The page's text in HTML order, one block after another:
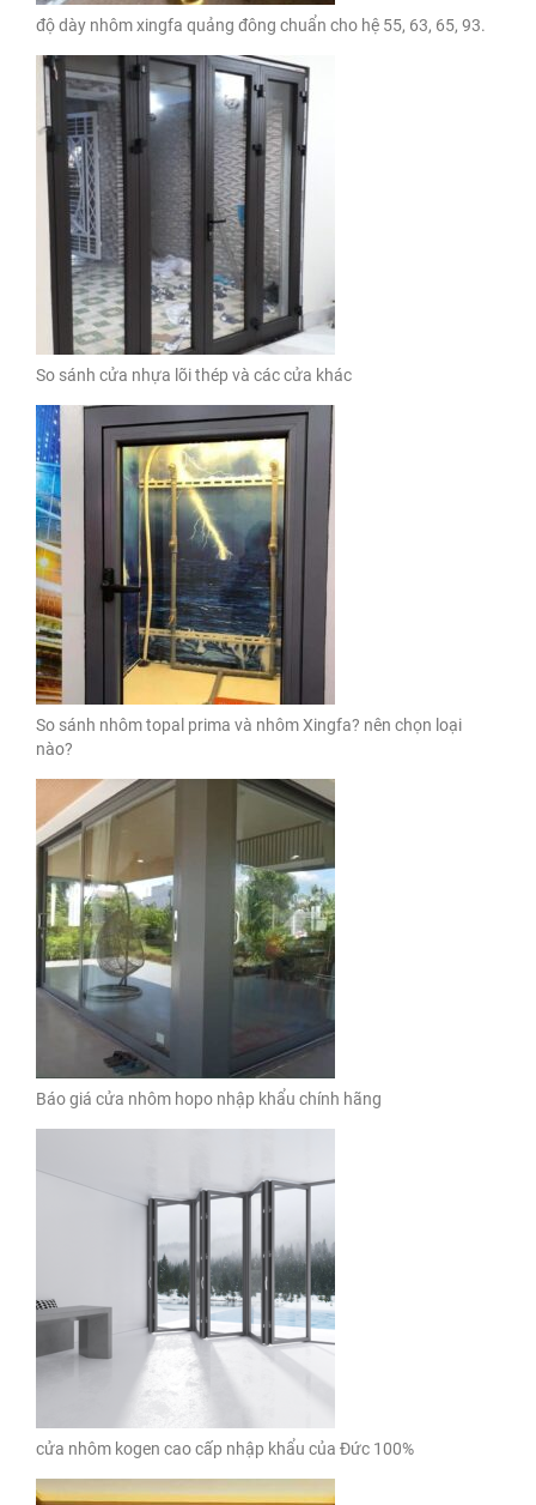
độ dày nhôm xingfa quảng đông chuẩn cho hệ 55, 63, 65, 93.
So sánh cửa nhựa lõi thép và các cửa khác
So sánh nhôm topal prima và nhôm Xingfa? nên chọn loại
nào?
Báo giá cửa nhôm hopo nhập khẩu chính hãng
cửa nhôm kogen cao cấp nhập khẩu của Đức 100%